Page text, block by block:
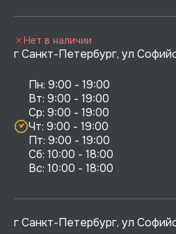
г Санкт-Петербург, ул
Пн: 9:00 - 19:00
Вт: 9:00 - 19:00
Ср: 9:00 - 19:00
Чт: 9:00 - 19:00
Пт: 9:00 - 19:00
Сб: 10:00 - 18:00
Нет в наличии
г Санкт-Петербург, ул